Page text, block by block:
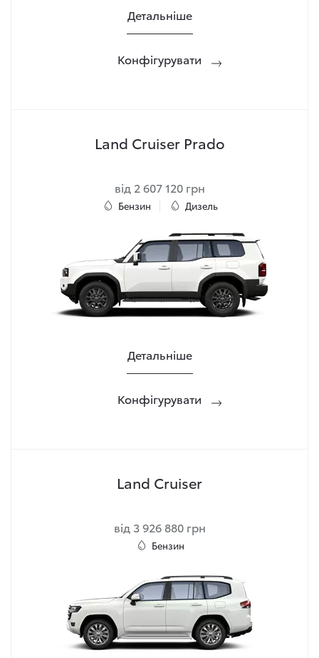
Детальніше
Конфігурувати
Land Cruiser Prado
від 2 607 120 грн
Бензин Дизель
Детальніше
Конфігурувати
Land Cruiser
від 3 926 880 грн
Бензин